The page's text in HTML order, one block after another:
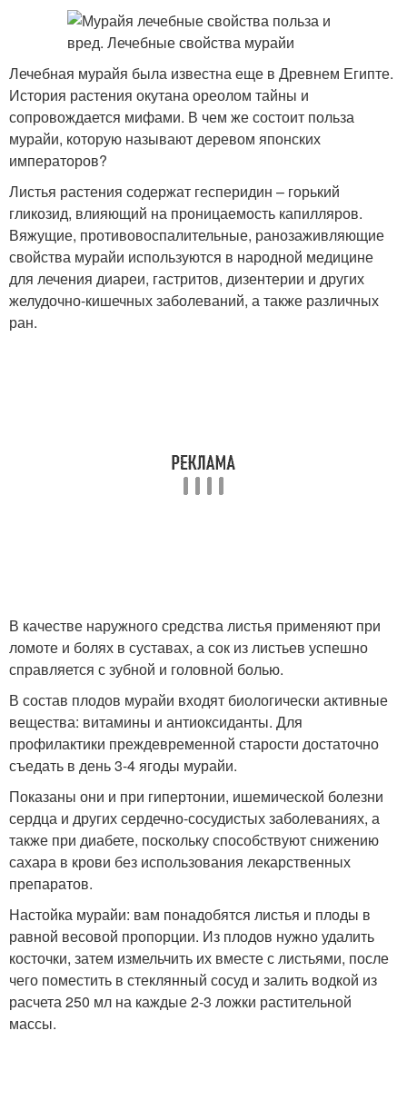
Лечебная мурайя была известна еще в Древнем Египте.
История растения окутана ореолом тайны и
сопровождается мифами. В чем же состоит польза
мурайи, которую называют деревом японских
императоров?
Листья растения содержат гесперидин – горький
гликозид, влияющий на проницаемость капилляров.
Вяжущие, противовоспалительные, ранозаживляющие
свойства мурайи используются в народной медицине
для лечения диареи, гастритов, дизентерии и других
желудочно-кишечных заболеваний, а также различных
ран.
В качестве наружного средства листья применяют при
ломоте и болях в суставах, а сок из листьев успешно
справляется с зубной и головной болью.
В состав плодов мурайи входят биологически активные
вещества: витамины и антиоксиданты. Для
профилактики преждевременной старости достаточно
съедать в день 3-4 ягоды мурайи.
Показаны они и при гипертонии, ишемической болезни
сердца и других сердечно-сосудистых заболеваниях, а
также при диабете, поскольку способствуют снижению
сахара в крови без использования лекарственных
препаратов.
Настойка мурайи: вам понадобятся листья и плоды в
равной весовой пропорции. Из плодов нужно удалить
косточки, затем измельчить их вместе с листьями, после
чего поместить в стеклянный сосуд и залить водкой из
расчета 250 мл на каждые 2-3 ложки растительной
массы.